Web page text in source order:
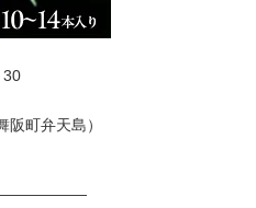
30
町弁天島）